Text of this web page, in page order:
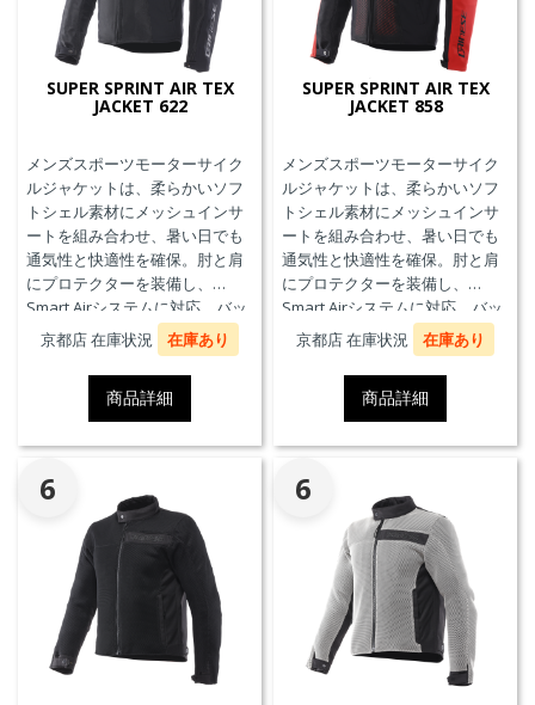
SUPER SPRINT AIR TEX
JACKET 622
メンズスポーツモーターサイク
ルジャケットは、柔らかいソフ
トシェル素材にメッシュインサ
ートを組み合わせ、暑い日でも
通気性と快適性を確保。肘と肩
にプロテクターを装備し、
Smart Airシステムに対応。バッ
クプロテクターおよびチェスト
プロテクターにも対応していま
京都店 在庫状況 在庫あり
商品詳細
SUPER SPRINT AIR TEX
JACKET 858
メンズスポーツモーターサイク
ルジャケットは、柔らかいソフ
トシェル素材にメッシュインサ
ートを組み合わせ、暑い日でも
通気性と快適性を確保。肘と肩
にプロテクターを装備し、
Smart Airシステムに対応。バッ
クプロテクターおよびチェスト
プロテクターにも対応していま
京都店 在庫状況 在庫あり
商品詳細
6 6